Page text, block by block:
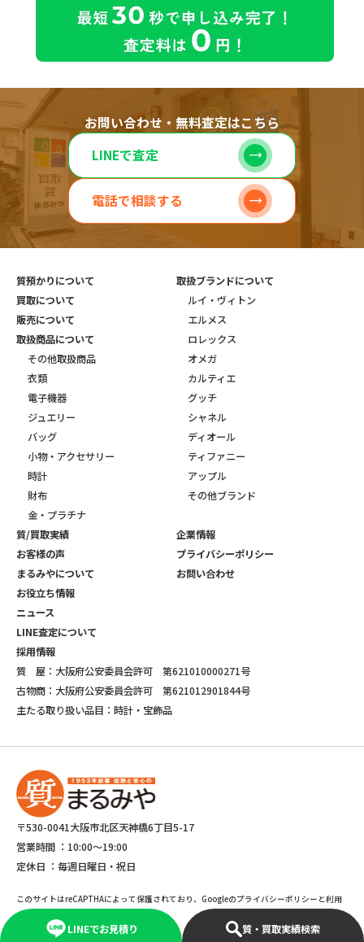
お問い合わせ・無料査定はこちら
LINEで査定
電話で相談する
LINEでお見積り 質・買取実績検索
質預かりについて
買取について
販売について
取扱商品について
その他取扱商品
衣類
電子機器
ジュエリー
バッグ
小物・アクセサリー
時計
財布
金・プラチナ
取扱ブランドについて
ルイ・ヴィトン
エルメス
ロレックス
オメガ
カルティエ
グッチ
シャネル
ディオール
ティファニー
アップル
その他ブランド
質/買取実績
お客様の声
まるみやについて
お役立ち情報
ニュース
LINE査定について
採用情報
企業情報
プライバシーポリシー
お問い合わせ
質 屋：大阪府公安委員会許可 第621010000271号
古物商：大阪府公安委員会許可 第621012901844号
主たる取り扱い品目：時計・宝飾品
〒530-0041大阪市北区天神橋6丁目5-17
営業時間 ： 10:00～19:00
定休日 ： 毎週日曜日・祝日
このサイトはreCAPTHAによって保護されており、Googleのプライバシーポリシーと利用
規約が適応されます。